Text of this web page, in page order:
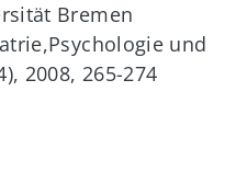
Bremen
und
2008, 265-274